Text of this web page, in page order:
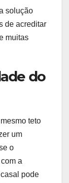
solução
de acreditar
muitas
do
teto
um
o
a
pode